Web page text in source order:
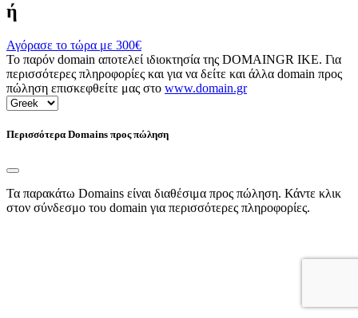
ή
Αγόρασε το τώρα με 300€
Το παρόν domain αποτελεί ιδιοκτησία της DOMAINGR ΙΚΕ. Για
περισσότερες πληροφορίες και για να δείτε και άλλα domain προς
πώληση επισκεφθείτε μας στο www.domain.gr
Περισσότερα Domains προς πώληση
Τα παρακάτω Domains είναι διαθέσιμα προς πώληση. Κάντε κλικ
στον σύνδεσμο του domain για περισσότερες πληροφορίες.